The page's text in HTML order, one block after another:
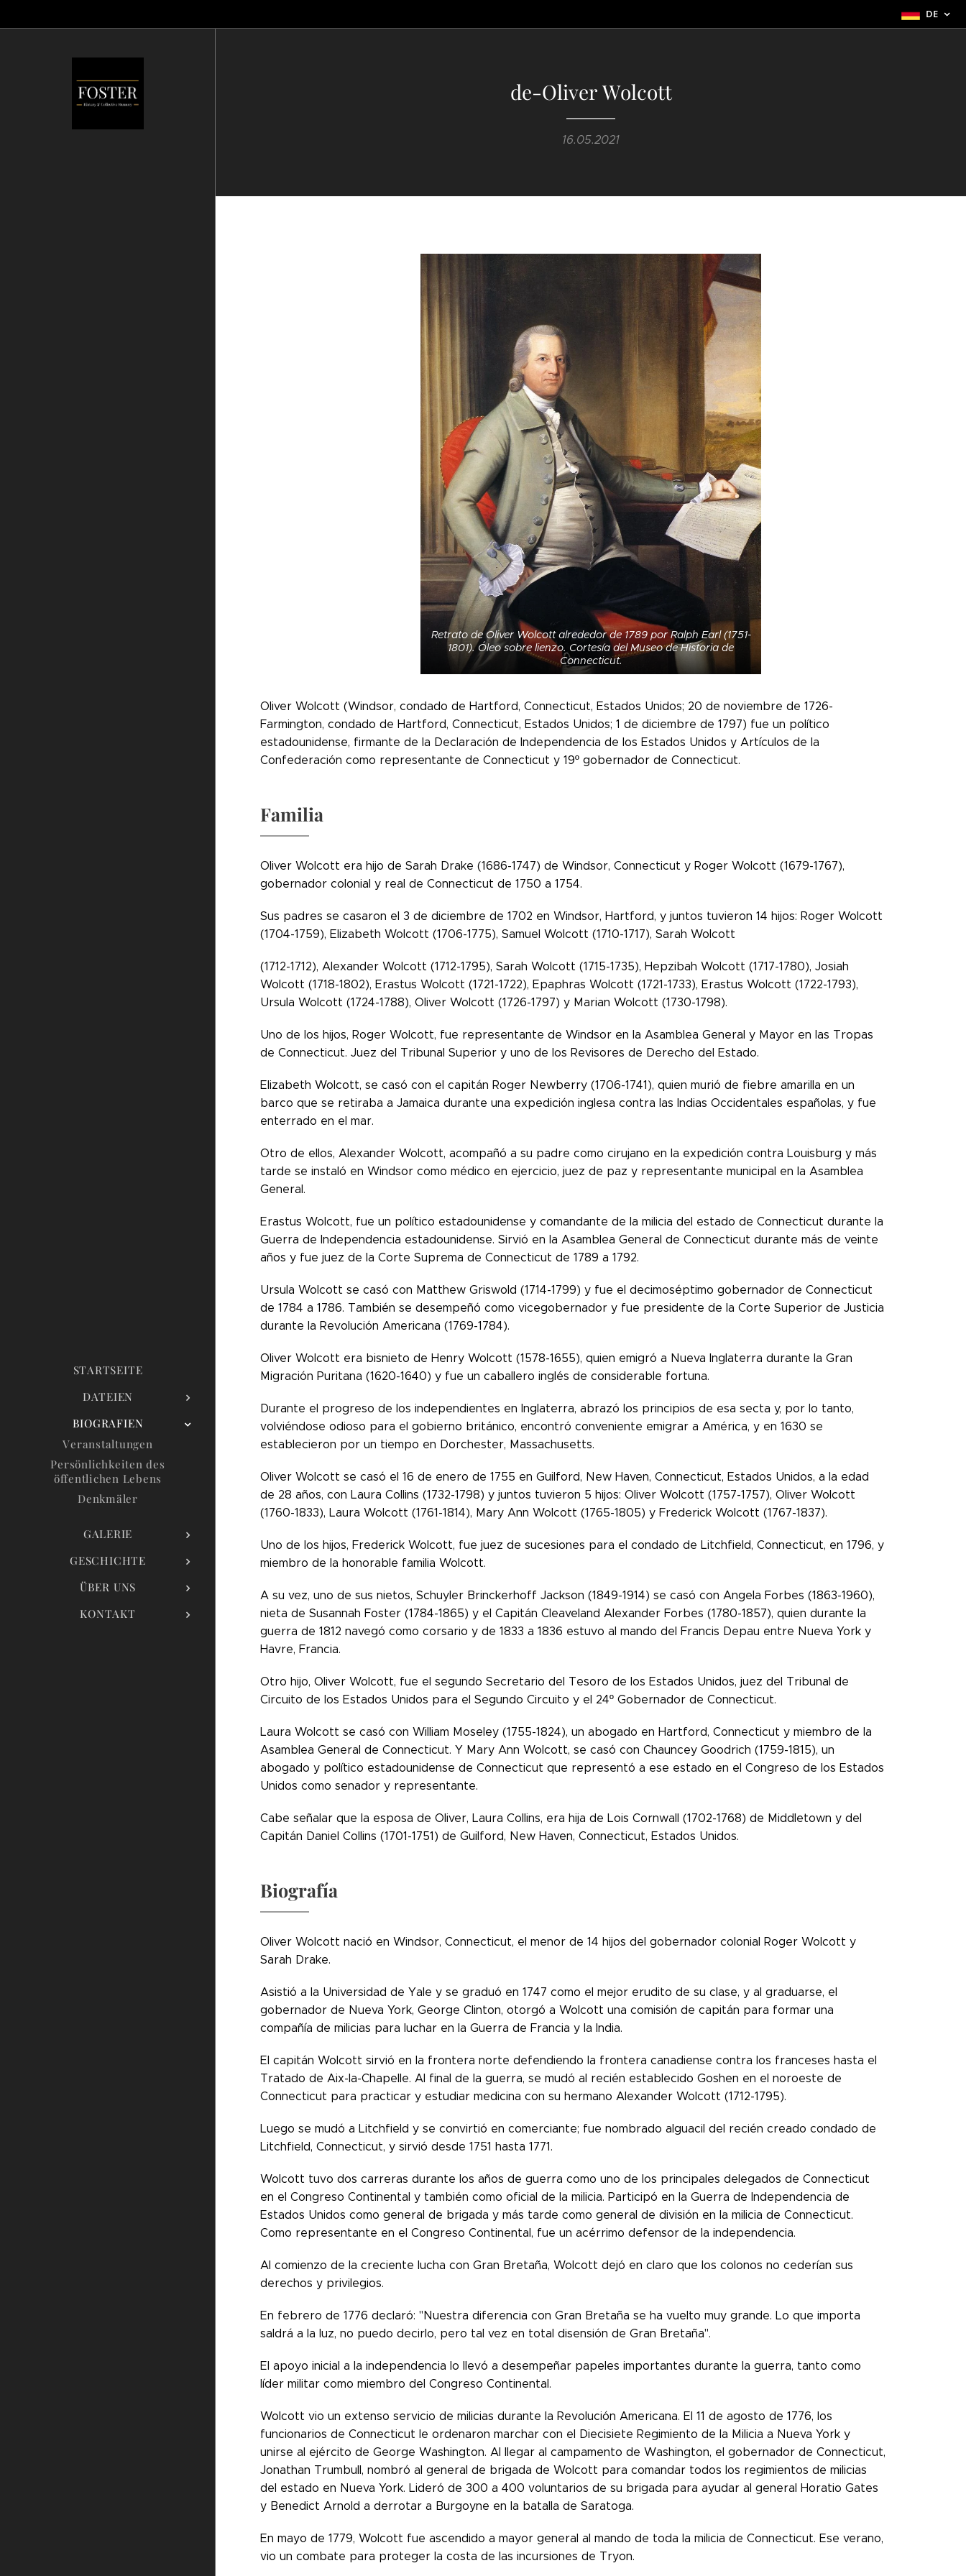
DE
STARTSEITE
DATEIEN
BIOGRAFIEN
Veranstaltungen
Persönlichkeiten des
öffentlichen Lebens
Denkmäler
GALERIE
GESCHICHTE
ÜBER UNS
KONTAKT
de-Oliver Wolcott
16.05.2021
Retrato de Oliver Wolcott alrededor de 1789 por Ralph Earl (1751-
1801). Óleo sobre lienzo. Cortesía del Museo de Historia de
Connecticut.
Oliver Wolcott (Windsor, condado de Hartford, Connecticut, Estados Unidos; 20 de noviembre de 1726-
Farmington, condado de Hartford, Connecticut, Estados Unidos; 1 de diciembre de 1797) fue un político
estadounidense, firmante de la Declaración de Independencia de los Estados Unidos y Artículos de la
Confederación como representante de Connecticut y 19º gobernador de Connecticut.
Familia
Oliver Wolcott era hijo de Sarah Drake (1686-1747) de Windsor, Connecticut y Roger Wolcott (1679-1767),
gobernador colonial y real de Connecticut de 1750 a 1754.
Sus padres se casaron el 3 de diciembre de 1702 en Windsor, Hartford, y juntos tuvieron 14 hijos: Roger Wolcott
(1704-1759), Elizabeth Wolcott (1706-1775), Samuel Wolcott (1710-1717), Sarah Wolcott
(1712-1712), Alexander Wolcott (1712-1795), Sarah Wolcott (1715-1735), Hepzibah Wolcott (1717-1780), Josiah
Wolcott (1718-1802), Erastus Wolcott (1721-1722), Epaphras Wolcott (1721-1733), Erastus Wolcott (1722-1793),
Ursula Wolcott (1724-1788), Oliver Wolcott (1726-1797) y Marian Wolcott (1730-1798).
Uno de los hijos, Roger Wolcott, fue representante de Windsor en la Asamblea General y Mayor en las Tropas
de Connecticut. Juez del Tribunal Superior y uno de los Revisores de Derecho del Estado.
Elizabeth Wolcott, se casó con el capitán Roger Newberry (1706-1741), quien murió de fiebre amarilla en un
barco que se retiraba a Jamaica durante una expedición inglesa contra las Indias Occidentales españolas, y fue
enterrado en el mar.
Otro de ellos, Alexander Wolcott, acompañó a su padre como cirujano en la expedición contra Louisburg y más
tarde se instaló en Windsor como médico en ejercicio, juez de paz y representante municipal en la Asamblea
General.
Erastus Wolcott, fue un político estadounidense y comandante de la milicia del estado de Connecticut durante la
Guerra de Independencia estadounidense. Sirvió en la Asamblea General de Connecticut durante más de veinte
años y fue juez de la Corte Suprema de Connecticut de 1789 a 1792.
Ursula Wolcott se casó con Matthew Griswold (1714-1799) y fue el decimoséptimo gobernador de Connecticut
de 1784 a 1786. También se desempeñó como vicegobernador y fue presidente de la Corte Superior de Justicia
durante la Revolución Americana (1769-1784).
Oliver Wolcott era bisnieto de Henry Wolcott (1578-1655), quien emigró a Nueva Inglaterra durante la Gran
Migración Puritana (1620-1640) y fue un caballero inglés de considerable fortuna.
Durante el progreso de los independientes en Inglaterra, abrazó los principios de esa secta y, por lo tanto,
volviéndose odioso para el gobierno británico, encontró conveniente emigrar a América, y en 1630 se
establecieron por un tiempo en Dorchester, Massachusetts.
Oliver Wolcott se casó el 16 de enero de 1755 en Guilford, New Haven, Connecticut, Estados Unidos, a la edad
de 28 años, con Laura Collins (1732-1798) y juntos tuvieron 5 hijos: Oliver Wolcott (1757-1757), Oliver Wolcott
(1760-1833), Laura Wolcott (1761-1814), Mary Ann Wolcott (1765-1805) y Frederick Wolcott (1767-1837).
Uno de los hijos, Frederick Wolcott, fue juez de sucesiones para el condado de Litchfield, Connecticut, en 1796, y
miembro de la honorable familia Wolcott.
A su vez, uno de sus nietos, Schuyler Brinckerhoff Jackson (1849-1914) se casó con Angela Forbes (1863-1960),
nieta de Susannah Foster (1784-1865) y el Capitán Cleaveland Alexander Forbes (1780-1857), quien durante la
guerra de 1812 navegó como corsario y de 1833 a 1836 estuvo al mando del Francis Depau entre Nueva York y
Havre, Francia.
Otro hijo, Oliver Wolcott, fue el segundo Secretario del Tesoro de los Estados Unidos, juez del Tribunal de
Circuito de los Estados Unidos para el Segundo Circuito y el 24º Gobernador de Connecticut.
Laura Wolcott se casó con William Moseley (1755-1824), un abogado en Hartford, Connecticut y miembro de la
Asamblea General de Connecticut. Y Mary Ann Wolcott, se casó con Chauncey Goodrich (1759-1815), un
abogado y político estadounidense de Connecticut que representó a ese estado en el Congreso de los Estados
Unidos como senador y representante.
Cabe señalar que la esposa de Oliver, Laura Collins, era hija de Lois Cornwall (1702-1768) de Middletown y del
Capitán Daniel Collins (1701-1751) de Guilford, New Haven, Connecticut, Estados Unidos.
Biografía
Oliver Wolcott nació en Windsor, Connecticut, el menor de 14 hijos del gobernador colonial Roger Wolcott y
Sarah Drake.
Asistió a la Universidad de Yale y se graduó en 1747 como el mejor erudito de su clase, y al graduarse, el
gobernador de Nueva York, George Clinton, otorgó a Wolcott una comisión de capitán para formar una
compañía de milicias para luchar en la Guerra de Francia y la India.
El capitán Wolcott sirvió en la frontera norte defendiendo la frontera canadiense contra los franceses hasta el
Tratado de Aix-la-Chapelle. Al final de la guerra, se mudó al recién establecido Goshen en el noroeste de
Connecticut para practicar y estudiar medicina con su hermano Alexander Wolcott (1712-1795).
Luego se mudó a Litchfield y se convirtió en comerciante; fue nombrado alguacil del recién creado condado de
Litchfield, Connecticut, y sirvió desde 1751 hasta 1771.
Wolcott tuvo dos carreras durante los años de guerra como uno de los principales delegados de Connecticut
en el Congreso Continental y también como oficial de la milicia. Participó en la Guerra de Independencia de
Estados Unidos como general de brigada y más tarde como general de división en la milicia de Connecticut.
Como representante en el Congreso Continental, fue un acérrimo defensor de la independencia.
Al comienzo de la creciente lucha con Gran Bretaña, Wolcott dejó en claro que los colonos no cederían sus
derechos y privilegios.
En febrero de 1776 declaró: "Nuestra diferencia con Gran Bretaña se ha vuelto muy grande. Lo que importa
saldrá a la luz, no puedo decirlo, pero tal vez en total disensión de Gran Bretaña".
El apoyo inicial a la independencia lo llevó a desempeñar papeles importantes durante la guerra, tanto como
líder militar como miembro del Congreso Continental.
Wolcott vio un extenso servicio de milicias durante la Revolución Americana. El 11 de agosto de 1776, los
funcionarios de Connecticut le ordenaron marchar con el Diecisiete Regimiento de la Milicia a Nueva York y
unirse al ejército de George Washington. Al llegar al campamento de Washington, el gobernador de Connecticut,
Jonathan Trumbull, nombró al general de brigada de Wolcott para comandar todos los regimientos de milicias
del estado en Nueva York. Lideró de 300 a 400 voluntarios de su brigada para ayudar al general Horatio Gates
y Benedict Arnold a derrotar a Burgoyne en la batalla de Saratoga.
En mayo de 1779, Wolcott fue ascendido a mayor general al mando de toda la milicia de Connecticut. Ese verano,
vio un combate para proteger la costa de las incursiones de Tryon.